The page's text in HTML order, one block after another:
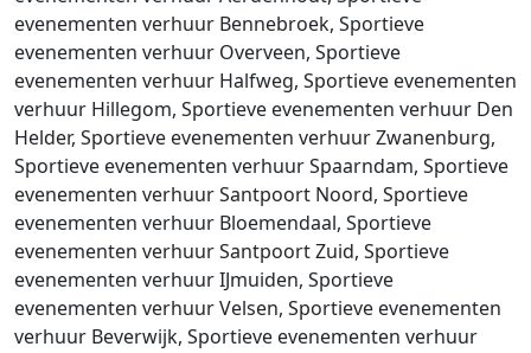
evenementen verhuur Bennebroek, Sportieve
evenementen verhuur Overveen, Sportieve
evenementen verhuur Halfweg, Sportieve evenementen
verhuur Hillegom, Sportieve evenementen verhuur Den
Helder, Sportieve evenementen verhuur Zwanenburg,
Sportieve evenementen verhuur Spaarndam, Sportieve
evenementen verhuur Santpoort Noord, Sportieve
evenementen verhuur Bloemendaal, Sportieve
evenementen verhuur Santpoort Zuid, Sportieve
evenementen verhuur IJmuiden, Sportieve
evenementen verhuur Velsen, Sportieve evenementen
verhuur Beverwijk, Sportieve evenementen verhuur